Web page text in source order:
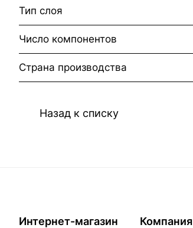
Тип слоя
Число компонентов
Страна производства
Назад к списку
Интернет-магазин Компания